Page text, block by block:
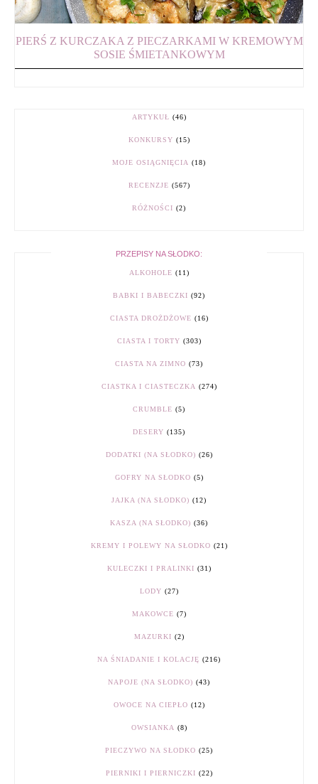
PIERŚ Z KURCZAKA Z PIECZARKAMI W KREMOWYM
SOSIE ŚMIETANKOWYM
ARTYKUŁ (46)
KONKURSY (15)
MOJE OSIĄGNIĘCIA (18)
RECENZJE (567)
RÓŻNOŚCI (2)
PRZEPISY NA SŁODKO:
ALKOHOLE (11)
BABKI I BABECZKI (92)
CIASTA DROŻDŻOWE (16)
CIASTA I TORTY (303)
CIASTA NA ZIMNO (73)
CIASTKA I CIASTECZKA (274)
CRUMBLE (5)
DESERY (135)
DODATKI (NA SŁODKO) (26)
GOFRY NA SŁODKO (5)
JAJKA (NA SŁODKO) (12)
KASZA (NA SŁODKO) (36)
KREMY I POLEWY NA SŁODKO (21)
KULECZKI I PRALINKI (31)
LODY (27)
MAKOWCE (7)
MAZURKI (2)
NA ŚNIADANIE I KOLACJĘ (216)
NAPOJE (NA SŁODKO) (43)
OWOCE NA CIEPŁO (12)
OWSIANKA (8)
PIECZYWO NA SŁODKO (25)
PIERNIKI I PIERNICZKI (22)